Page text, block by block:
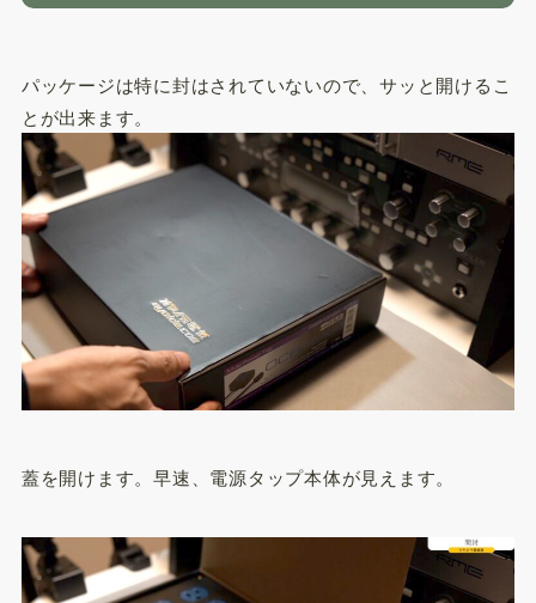
パッケージは特に封はされていないので、サッと開けるこ
とが出来ます。
蓋を開けます。早速、電源タップ本体が見えます。